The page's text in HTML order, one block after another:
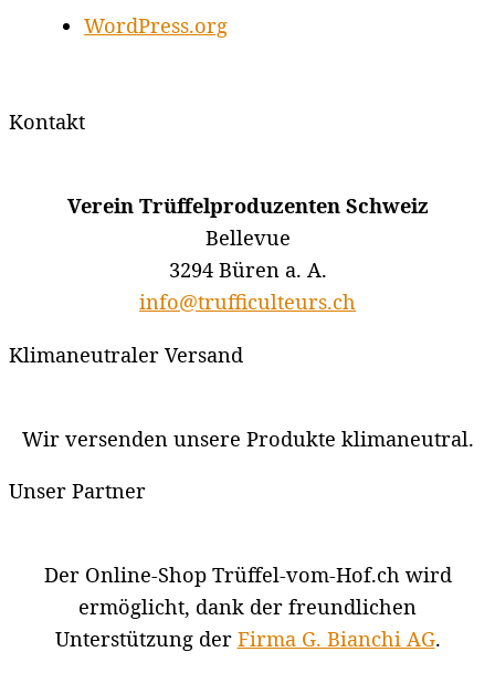
WordPress.org
Kontakt
Verein Trüffelproduzenten Schweiz
Bellevue
3294 Büren a. A.
info@trufficulteurs.ch
Klimaneutraler Versand
Wir versenden unsere Produkte klimaneutral.
Unser Partner
Der Online-Shop Trüffel-vom-Hof.ch wird
ermöglicht, dank der freundlichen
Unterstützung der Firma G. Bianchi AG.